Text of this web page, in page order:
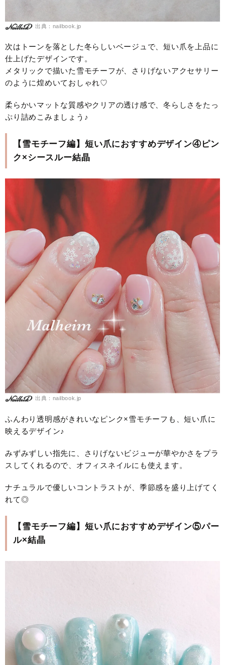
出典：nailbook.jp
次はトーンを落とした冬らしいベージュで、短い爪を上品に
仕上げたデザインです。
メタリックで描いた雪モチーフが、さりげないアクセサリー
のように煌めいておしゃれ♡
柔らかいマットな質感やクリアの透け感で、冬らしさをたっ
ぷり詰めこみましょう♪
【雪モチーフ編】短い爪におすすめデザイン④ピン
ク×シースルー結晶
出典：nailbook.jp
ふんわり透明感がきれいなピンク×雪モチーフも、短い爪に
映えるデザイン♪
みずみずしい指先に、さりげないビジューが華やかさをプラ
スしてくれるので、オフィスネイルにも使えます。
ナチュラルで優しいコントラストが、季節感を盛り上げてく
れて◎
【雪モチーフ編】短い爪におすすめデザイン⑤パー
ル×結晶